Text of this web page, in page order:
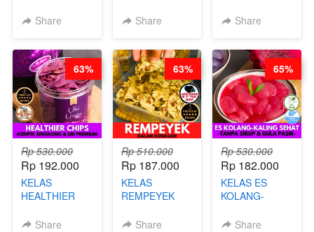
KARAAGE - BY
Share
BY BARISTA
Share
CHEF DITA
Share
Rp 530.000
Rp 192.000
KELAS
HEALTHIER
KERIPIK
Share
63%
Rp 510.000
Rp 187.000
KELAS
REMPEYEK
KEMASAN - BY
Share
63%
Rp 530.000
Rp 182.000
KELAS ES
KOLANG-
- TANPA SIRUP
Share
65%